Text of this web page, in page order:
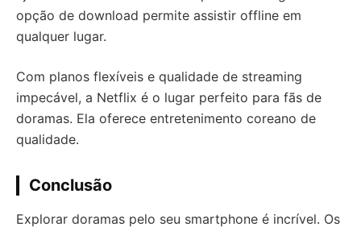
opção de download permite assistir offline em
qualquer lugar.
Com planos flexíveis e qualidade de streaming
impecável, a Netflix é o lugar perfeito para fãs de
doramas. Ela oferece entretenimento coreano de
qualidade.
Conclusão
Explorar doramas pelo seu smartphone é incrível. Os